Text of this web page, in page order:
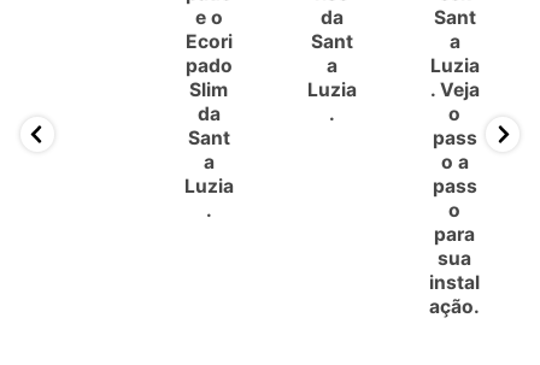
e o
Ecori
pado
Slim
da
Sant
a
Luzia
.
da
Sant
a
Luzia
.
Sant
a
Luzia
. Veja
o
pass
o a
pass
o
para
sua
instal
ação.